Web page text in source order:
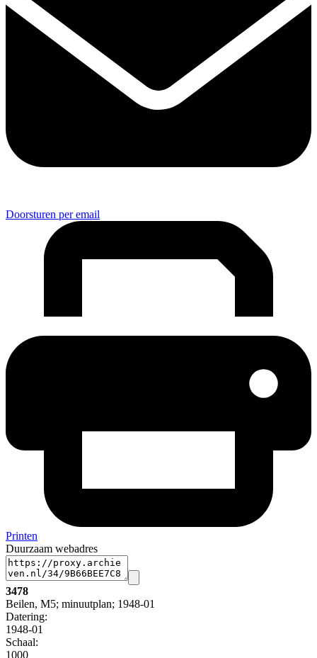
Doorsturen per email
Printen
Duurzaam webadres
3478
Beilen, M5; minuutplan; 1948-01
Datering:
1948-01
Schaal:
1000